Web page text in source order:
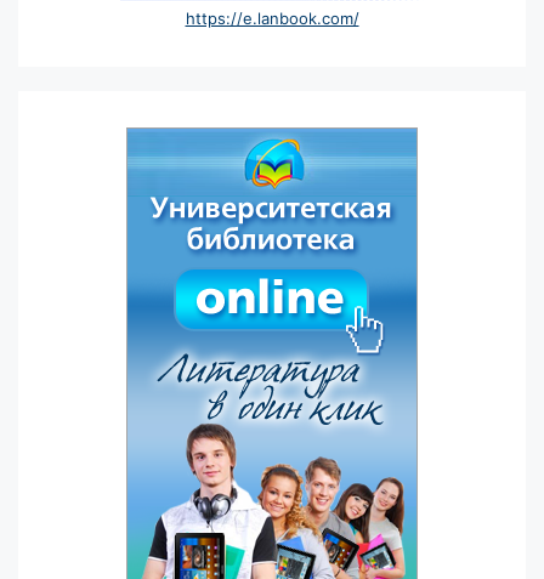
https://e.lanbook.com/